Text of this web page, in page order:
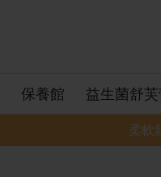
保養館 益生菌舒
柔軟